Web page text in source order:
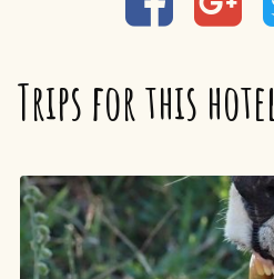
Trips for this hotel